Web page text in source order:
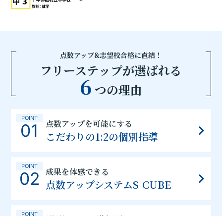
点数アップ&志望校合格に直結！
フリーステップが選ばれる
6 つの理由
POINT
01 点数アップを可能にする
こだわりの1:2の個別指導
POINT
02 成果を体感できる
点数アップシステムS-CUBE
POINT